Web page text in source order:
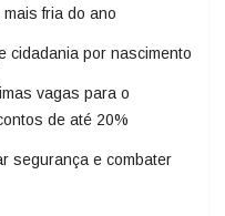
fria do ano
cidadania por nascimento
vagas para o
de até 20%
segurança e combater